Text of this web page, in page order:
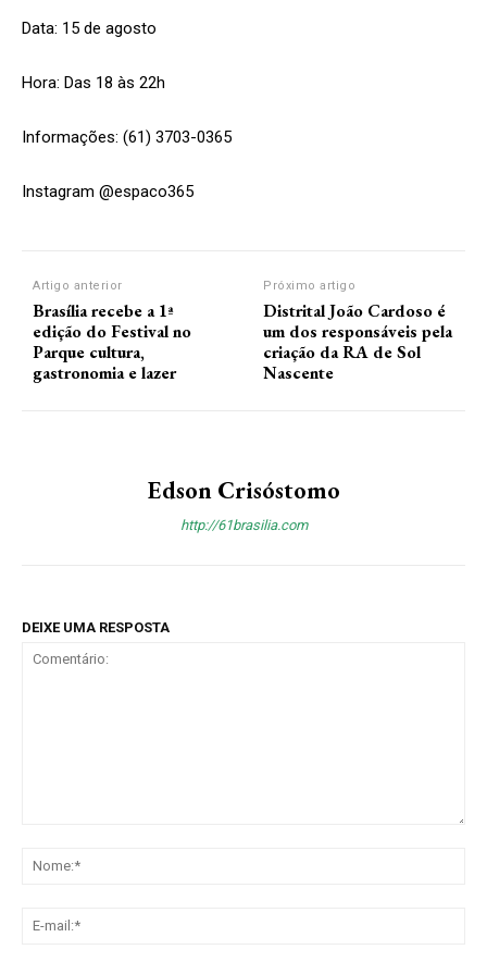
Data: 15 de agosto
Hora: Das 18 às 22h
Informações: (61) 3703-0365
Instagram @espaco365
Artigo anterior
Brasília recebe a 1ª
edição do Festival no
Parque cultura,
gastronomia e lazer
Próximo artigo
Distrital João Cardoso é
um dos responsáveis pela
criação da RA de Sol
Nascente
Edson Crisóstomo
http://61brasilia.com
DEIXE UMA RESPOSTA